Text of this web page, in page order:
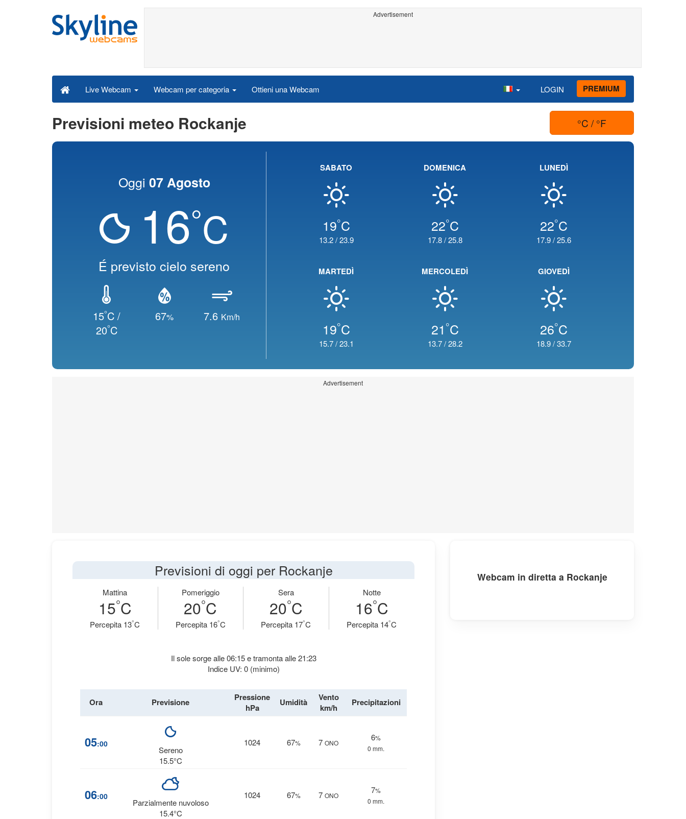
Advertisement
Live Webcam Webcam per categoria Ottieni una Webcam LOGIN PREMIUM
Previsioni meteo Rockanje °C / °F
Oggi 07 Agosto
16°C
É previsto cielo sereno
15°C /
20°C
67% 7.6 Km/h
SABATO
19°C
13.2/23.9
DOMENICA
22°C
17.8/25.8
LUNEDÌ
22°C
17.9/25.6
MARTEDÌ
19°C
15.7/23.1
MERCOLEDÌ
21 °C
13.7/28.2
GIOVEDÌ
26°C
18.9/33.7
Advertisement
Previsioni di oggi per Rockanje
Mattina
15°C
Percepita 13°C
Pomeriggio
20°C
Percepita 16°C
Sera
20°C
Percepita 17°C
Notte
16°C
Percepita 14°C
Il sole sorge alle 06:15 e tramonta alle 21:23
Indice UV: 0 (minimo)
Ora Previsione
Pressione
hPa
Umidità
Vento
km/h
Precipitazioni
05:00
Sereno
15.5°C
1024 67% 7 ONO
6%
0 mm.
06:00
Parzialmente nuvoloso
15.4°C
1024 67% 7 ONO
7%
0 mm.
Webcam in diretta a Rockanje